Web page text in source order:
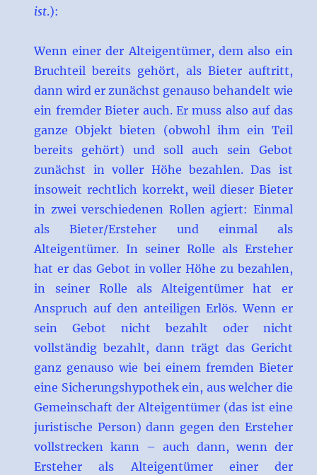
ist.):
Wenn einer der Alteigentümer, dem also ein
Bruchteil bereits gehört, als Bieter auftritt,
dann wird er zunächst genauso behandelt wie
ein fremder Bieter auch. Er muss also auf das
ganze Objekt bieten (obwohl ihm ein Teil
bereits gehört) und soll auch sein Gebot
zunächst in voller Höhe bezahlen. Das ist
insoweit rechtlich korrekt, weil dieser Bieter
in zwei verschiedenen Rollen agiert: Einmal
als Bieter/Ersteher und einmal als
Alteigentümer. In seiner Rolle als Ersteher
hat er das Gebot in voller Höhe zu bezahlen,
in seiner Rolle als Alteigentümer hat er
Anspruch auf den anteiligen Erlös. Wenn er
sein Gebot nicht bezahlt oder nicht
vollständig bezahlt, dann trägt das Gericht
ganz genauso wie bei einem fremden Bieter
eine Sicherungshypothek ein, aus welcher die
Gemeinschaft der Alteigentümer (das ist eine
juristische Person) dann gegen den Ersteher
vollstrecken kann – auch dann, wenn der
Ersteher als Alteigentümer einer der